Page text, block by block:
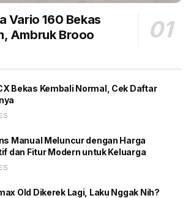
Vario 160 Bekas
Ambruk Brooo
Bekas Kembali Normal, Cek Daftar
Manual Meluncur dengan Harga
dan Fitur Modern untuk Keluarga
Old Dikerek Lagi, Laku Nggak Nih?